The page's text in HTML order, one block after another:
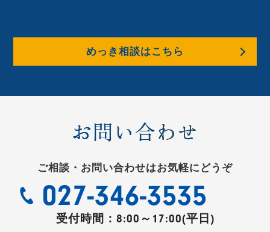
めっき相談はこちら
お問い合わせ
ご相談・お問い合わせはお気軽にどうぞ
027-346-3535
受付時間： 8:00～17:00(平日)